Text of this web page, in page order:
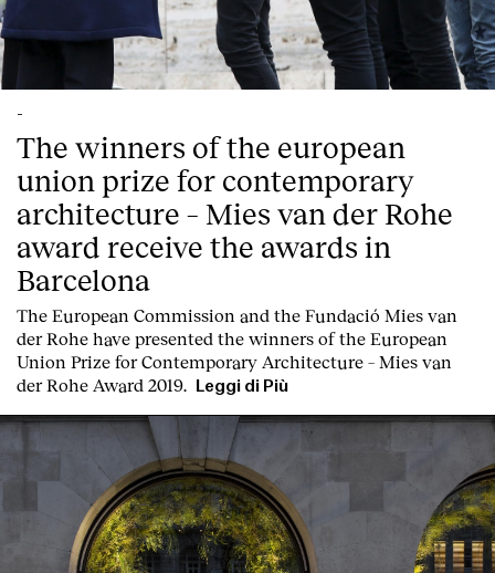
-
The winners of the european
union prize for contemporary
architecture – Mies van der Rohe
award receive the awards in
Barcelona
The European Commission and the Fundació Mies van
der Rohe have presented the winners of the European
Union Prize for Contemporary Architecture – Mies van
der Rohe Award 2019.
Leggi di Più